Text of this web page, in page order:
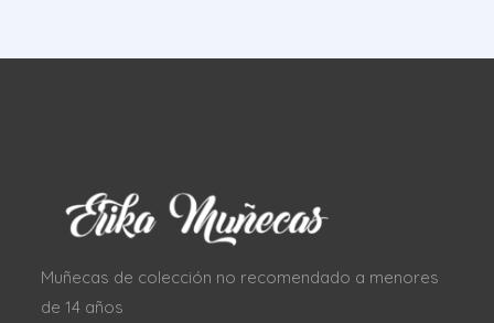
Muñecas de colección no recomendado a menores
de 14 años